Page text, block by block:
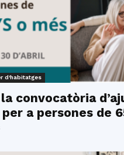
d'habitatges
convocatòria
a persones de